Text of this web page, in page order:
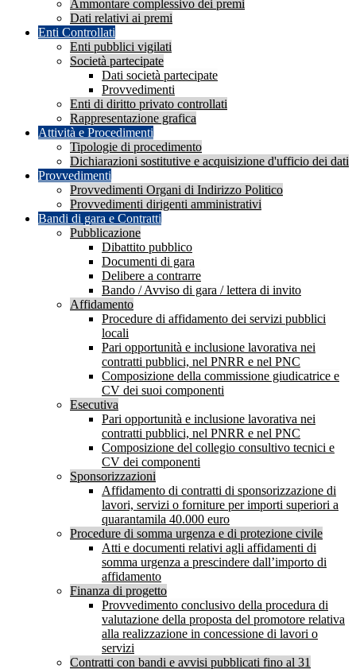
Ammontare complessivo dei premi
Dati relativi ai premi
Enti Controllati
Enti pubblici vigilati
Società partecipate
Dati società partecipate
Provvedimenti
Enti di diritto privato controllati
Rappresentazione grafica
Attività e Procedimenti
Tipologie di procedimento
Dichiarazioni sostitutive e acquisizione d'ufficio dei dati
Provvedimenti
Provvedimenti Organi di Indirizzo Politico
Provvedimenti dirigenti amministrativi
Bandi di gara e Contratti
Pubblicazione
Dibattito pubblico
Documenti di gara
Delibere a contrarre
Bando / Avviso di gara / lettera di invito
Affidamento
Procedure di affidamento dei servizi pubblici
locali
Pari opportunità e inclusione lavorativa nei
contratti pubblici, nel PNRR e nel PNC
Composizione della commissione giudicatrice e
CV dei suoi componenti
Esecutiva
Pari opportunità e inclusione lavorativa nei
contratti pubblici, nel PNRR e nel PNC
Composizione del collegio consultivo tecnici e
CV dei componenti
Sponsorizzazioni
Affidamento di contratti di sponsorizzazione di
lavori, servizi o forniture per importi superiori a
quarantamila 40.000 euro
Procedure di somma urgenza e di protezione civile
Atti e documenti relativi agli affidamenti di
somma urgenza a prescindere dall’importo di
affidamento
Finanza di progetto
Provvedimento conclusivo della procedura di
valutazione della proposta del promotore relativa
alla realizzazione in concessione di lavori o
servizi
Contratti con bandi e avvisi pubblicati fino al 31